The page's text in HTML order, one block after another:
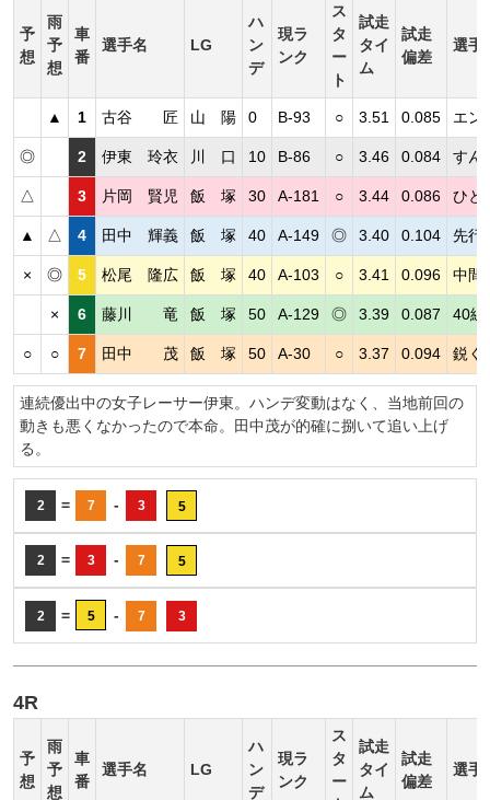
予
想
雨
予
想
車
番
選手名 LG
ハ
ン
デ
現ラ
ンク
ス
タ
ー
ト
試走
タイ
ム
試走
偏差
選手
▲ 1 古谷 匠 山 陽 0 B-93 ○ 3.51 0.085 エン
◎ 2 伊東 玲衣 川 口 10 B-86 ○ 3.46 0.084 すん
△ 3 片岡 賢児 飯 塚 30 A-181 ○ 3.44 0.086 ひと
▲ △ 4 田中 輝義 飯 塚 40 A-149 ◎ 3.40 0.104 先行
× ◎ 5 松尾 隆広 飯 塚 40 A-103 ○ 3.41 0.096 中間
× 6 藤川 竜 飯 塚 50 A-129 ◎ 3.39 0.087 40線
○ ○ 7 田中 茂 飯 塚 50 A-30 ○ 3.37 0.094 鋭く
連続優出中の女子レーサー伊東。ハンデ変動はなく、当地前回の
動きも悪くなかったので本命。田中茂が的確に捌いて追い上げ
る。
2 = 7 - 3 5
2 = 3 - 7 5
2 = 5 - 7 3
4R
予
想
雨
予
想
車
番
選手名 LG
ハ
ン
デ
現ラ
ンク
ス
タ
ー
試走
タイ
ム
試走
偏差
選手